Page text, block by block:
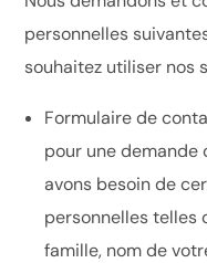
personnelles
souhaitez utiliser nos
Formulaire de
pour une demande
avons besoin de
personnelles telles
famille, nom de